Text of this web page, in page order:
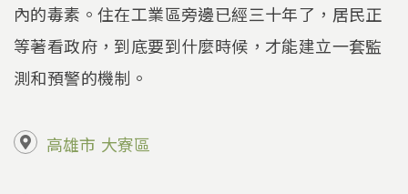
內的毒素。住在工業區旁邊已經三十年了，居民正
等著看政府，到底要到什麼時候，才能建立一套監
測和預警的機制。
高雄市 大寮區